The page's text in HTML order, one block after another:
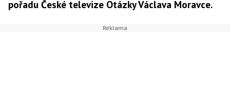
pořadu České televize Otázky Václava Moravce.